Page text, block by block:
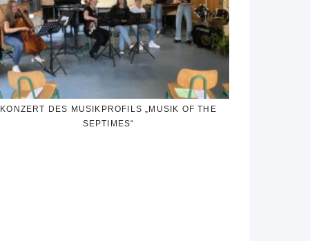
KONZERT DES MUSIKPROFILS „MUSIK OF THE
SEPTIMES“